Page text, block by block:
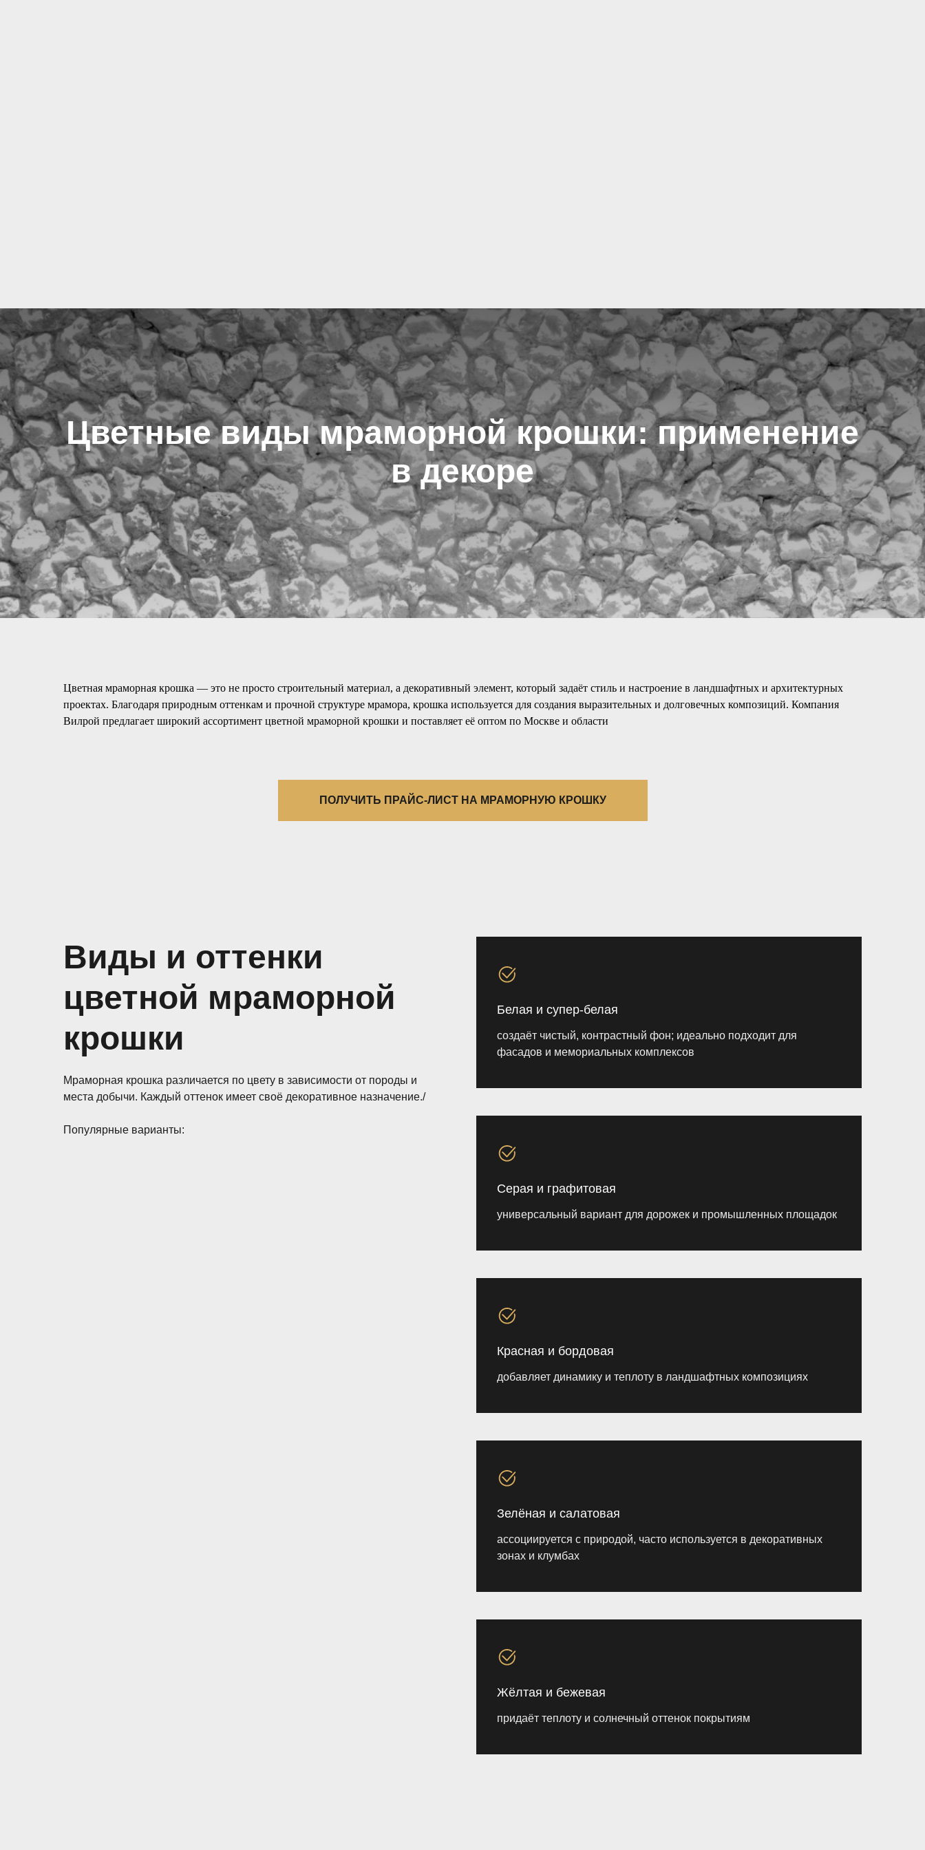
Цветные виды мраморной крошки: применение
в декоре
Цветная мраморная крошка — это не просто строительный материал, а декоративный элемент, который задаёт стиль и настроение в ландшафтных и архитектурных
проектах. Благодаря природным оттенкам и прочной структуре мрамора, крошка используется для создания выразительных и долговечных композиций. Компания
Вилрой предлагает широкий ассортимент цветной мраморной крошки и поставляет её оптом по Москве и области
ПОЛУЧИТЬ ПРАЙС-ЛИСТ НА МРАМОРНУЮ КРОШКУ
Виды и оттенки
цветной мраморной
крошки
Мраморная крошка различается по цвету в зависимости от породы и
места добычи. Каждый оттенок имеет своё декоративное назначение./
Популярные варианты:
Белая и супер-белая
создаёт чистый, контрастный фон; идеально подходит для
фасадов и мемориальных комплексов
Серая и графитовая
универсальный вариант для дорожек и промышленных площадок
Красная и бордовая
добавляет динамику и теплоту в ландшафтных композициях
Зелёная и салатовая
ассоциируется с природой, часто используется в декоративных
зонах и клумбах
Жёлтая и бежевая
придаёт теплоту и солнечный оттенок покрытиям